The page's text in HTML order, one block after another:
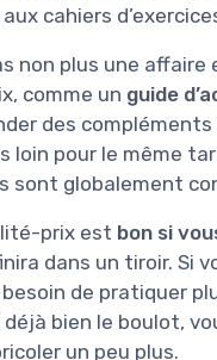
cahiers
non plus une
comme un guide
des
loin pour le même
sont globalement
prix est bon si
dans un tiroir. Si
de pratiquer
bien le boulot,
un peu plus.